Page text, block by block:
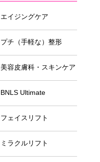
エイジングケア
プチ（手軽な）整形
美容皮膚科・スキンケア
BNLS Ultimate
フェイスリフト
ミラクルリフト